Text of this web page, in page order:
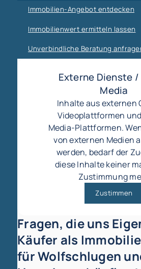
Immobilien-Angebot entdecken
Immobilienwert ermitteln lassen
Unverbindliche Beratung
Externe Dienste /
Media
Inhalte aus externen
Videoplattformen
Media-Plattformen.
von externen Medien
werden, bedarf der
diese Inhalte keiner
Zustimmung
Zustimmen
Fragen, die uns
Käufer als
für Wolfschlugen